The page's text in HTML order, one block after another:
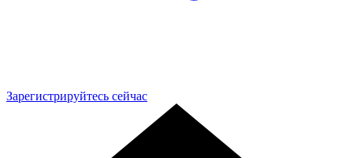
Зарегистрируйтесь сейчас